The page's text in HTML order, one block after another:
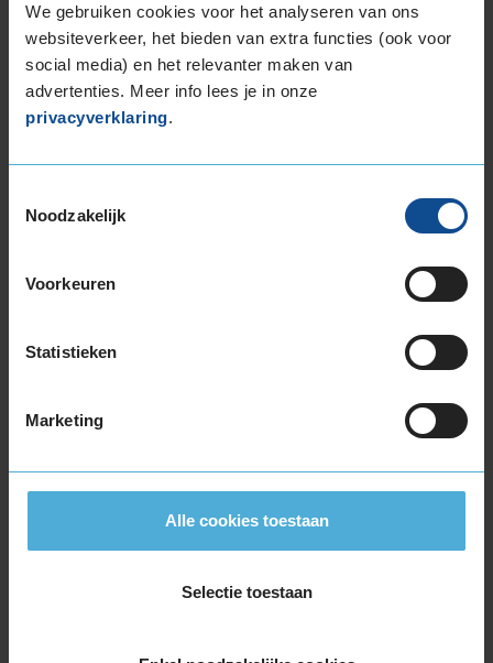
We gebruiken cookies voor het analyseren van ons
websiteverkeer, het bieden van extra functies (ook voor
social media) en het relevanter maken van
advertenties. Meer info lees je in onze
privacyverklaring.
Noodzakelijk
Voorkeuren
Statistieken
Marketing
Alle cookies toestaan
Selectie toestaan
Beschikbare bandenmaten
205/60R17 93H
215/45R17 91V EXTRALOAD
215/55R17 98V EXTRALOAD
215/65R17 103V EXTRALOAD
225/45R17 94H EXTRALOAD